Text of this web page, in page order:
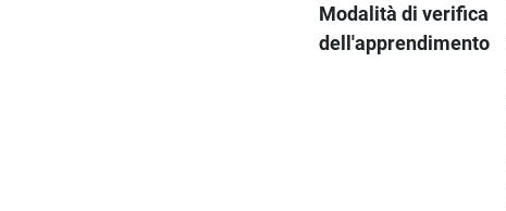
Modalità di verifica
dell'apprendimento